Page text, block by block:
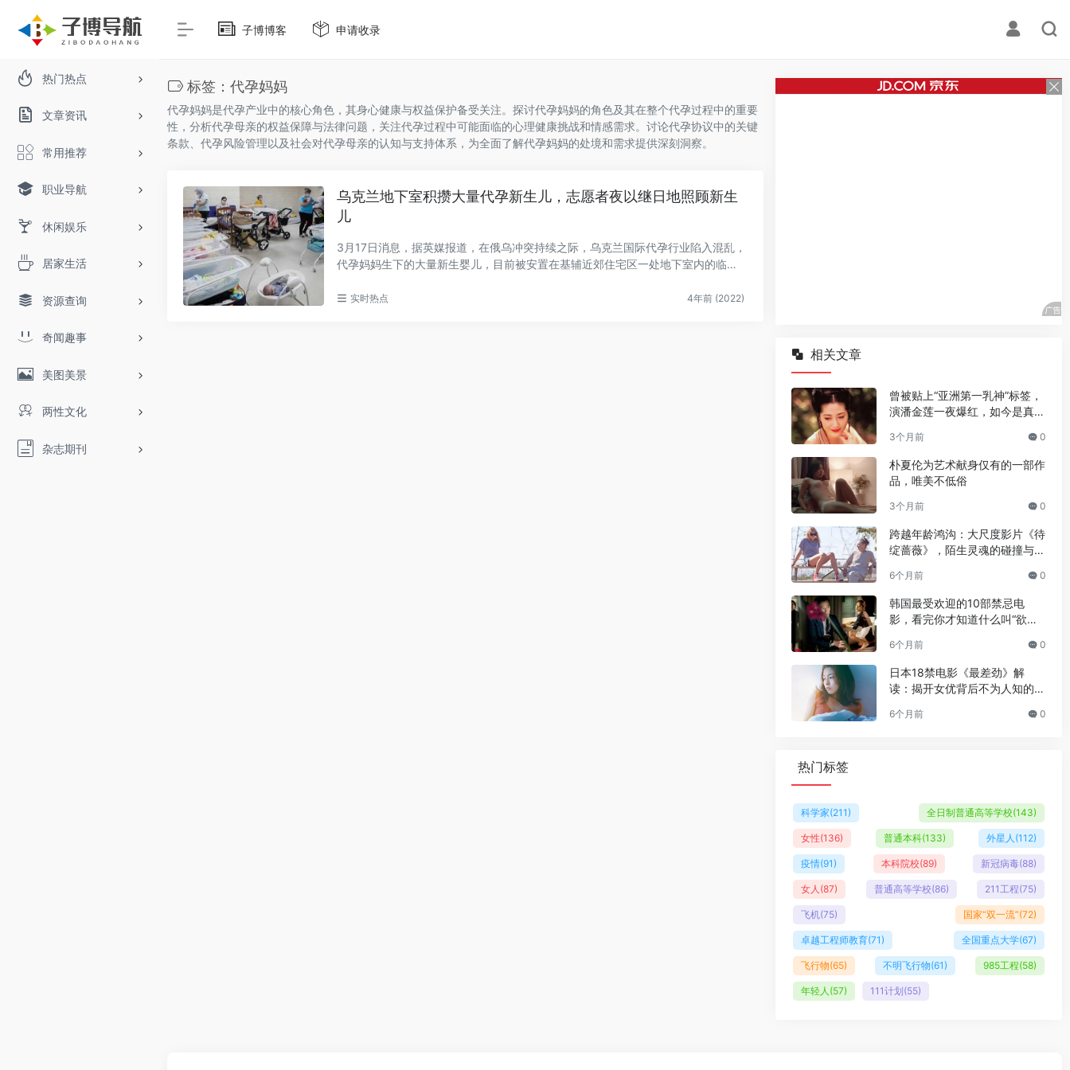
热门热点
文章资讯
常用推荐
职业导航
休闲娱乐
居家生活
资源查询
奇闻趣事
美图美景
两性文化
杂志期刊
子博博客 申请收录
标签：代孕妈妈
代孕妈妈是代孕产业中的核心角色，其身心健康与权益保护备受关注。探讨代孕妈妈的角色及其在整个代孕过程中的重要
性，分析代孕母亲的权益保障与法律问题，关注代孕过程中可能面临的心理健康挑战和情感需求。讨论代孕协议中的关键
条款、代孕风险管理以及社会对代孕母亲的认知与支持体系，为全面了解代孕妈妈的处境和需求提供深刻洞察。
乌克兰地下室积攒大量代孕新生儿，志愿者夜以继日地照顾新生
儿
3月17日消息，据英媒报道，在俄乌冲突持续之际，乌克兰国际代孕行业陷入混乱，
代孕妈妈生下的大量新生婴儿，目前被安置在基辅近郊住宅区一处地下室内的临时
实时热点 4年前 (2022)
相关文章
曾被贴上“亚洲第一乳神”标签，
演潘金莲一夜爆红，如今是真的
3个月前 0
朴夏伦为艺术献身仅有的一部作
品，唯美不低俗
3个月前 0
跨越年龄鸿沟：大尺度影片《待
绽蔷薇》，陌生灵魂的碰撞与温
6个月前 0
韩国最受欢迎的10部禁忌电
影，看完你才知道什么叫“欲望
6个月前 0
日本18禁电影《最差劲》解
读：揭开女优背后不为人知的人
6个月前 0
热门标签
科学家(211) 全日制普通高等学校(143)
女性(136) 普通本科(133) 外星人 (112)
疫情(91) 本科院校(89) 新冠病毒(88)
女人 (87) 普通高等学校(86) 211工程(75)
飞机(75) 国家“双一流”(72)
卓越工程师教育(71) 全国重点大学(67)
飞行物(65) 不明飞行物(61) 985工程(58)
年轻人 (57) 111计划(55)